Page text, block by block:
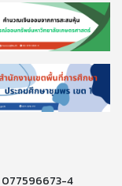
077596673-4